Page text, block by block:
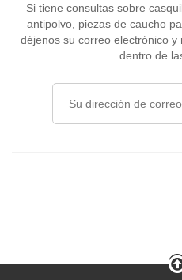
Si tiene consultas sobre
antipolvo, piezas de caucho
déjenos su correo electrónico
dentro de